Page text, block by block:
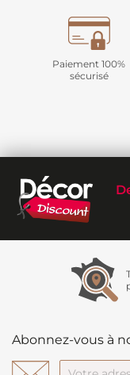
Paiement 100%
sécurisé
Abonnez-vous à